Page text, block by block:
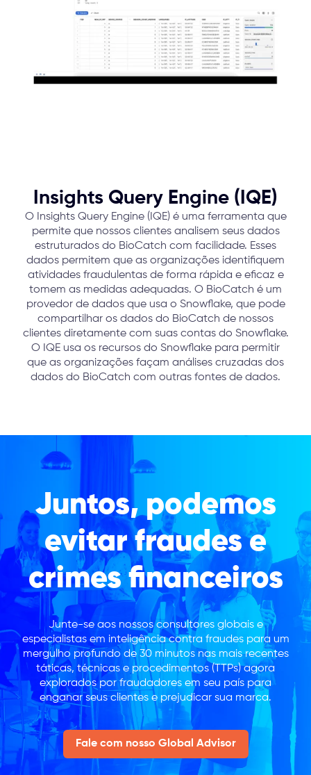
Insights Query Engine (IQE)
O Insights Query Engine (IQE) é uma ferramenta que
permite que nossos clientes analisem seus dados
estruturados do BioCatch com facilidade. Esses
dados permitem que as organizações identifiquem
atividades fraudulentas de forma rápida e eficaz e
tomem as medidas adequadas. O BioCatch é um
provedor de dados que usa o Snowflake, que pode
compartilhar os dados do BioCatch de nossos
clientes diretamente com suas contas do Snowflake.
O IQE usa os recursos do Snowflake para permitir
que as organizações façam análises cruzadas dos
dados do BioCatch com outras fontes de dados.
Juntos, podemos
evitar fraudes e
crimes financeiros
Junte-se aos nossos consultores globais e
especialistas em inteligência contra fraudes para um
mergulho profundo de 30 minutos nas mais recentes
táticas, técnicas e procedimentos (TTPs) agora
explorados por fraudadores em seu país para
enganar seus clientes e prejudicar sua marca.
Fale com nosso Global Advisor